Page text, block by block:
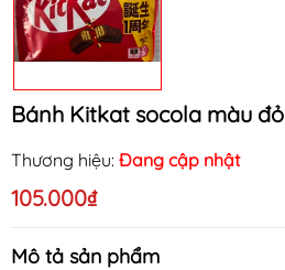
Bánh Kitkat socola màu đỏ
Thương hiệu: Đang cập nhật
105.000₫
Mô tả sản phẩm